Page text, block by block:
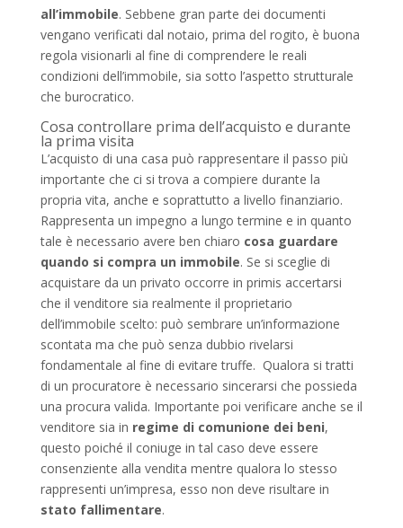
all’immobile. Sebbene gran parte dei documenti
vengano verificati dal notaio, prima del rogito, è buona
regola visionarli al fine di comprendere le reali
condizioni dell’immobile, sia sotto l’aspetto strutturale
che burocratico.
Cosa controllare prima dell’acquisto e durante
la prima visita
L’acquisto di una casa può rappresentare il passo più
importante che ci si trova a compiere durante la
propria vita, anche e soprattutto a livello finanziario.
Rappresenta un impegno a lungo termine e in quanto
tale è necessario avere ben chiaro cosa guardare
quando si compra un immobile. Se si sceglie di
acquistare da un privato occorre in primis accertarsi
che il venditore sia realmente il proprietario
dell’immobile scelto: può sembrare un’informazione
scontata ma che può senza dubbio rivelarsi
fondamentale al fine di evitare truffe. Qualora si tratti
di un procuratore è necessario sincerarsi che possieda
una procura valida. Importante poi verificare anche se il
venditore sia in regime di comunione dei beni,
questo poiché il coniuge in tal caso deve essere
consenziente alla vendita mentre qualora lo stesso
rappresenti un’impresa, esso non deve risultare in
stato fallimentare.